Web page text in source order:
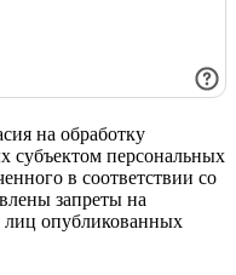
на обработку
субъектом персональных
в соответствии со
запреты на
лиц опубликованных